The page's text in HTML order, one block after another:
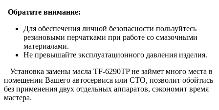
Обратите внимание:
Для обеспечения личной безопасности пользуйтесь
резиновыми перчатками при работе со смазочными
материалами.
Не превышайте эксплуатационного давления изделия.
Установка замены масла TF-6290TP не займет много места в
помещении Вашего автосервиса или СТО, позволит обойтись
без применения двух отдельных аппаратов, сэкономит время
мастера.